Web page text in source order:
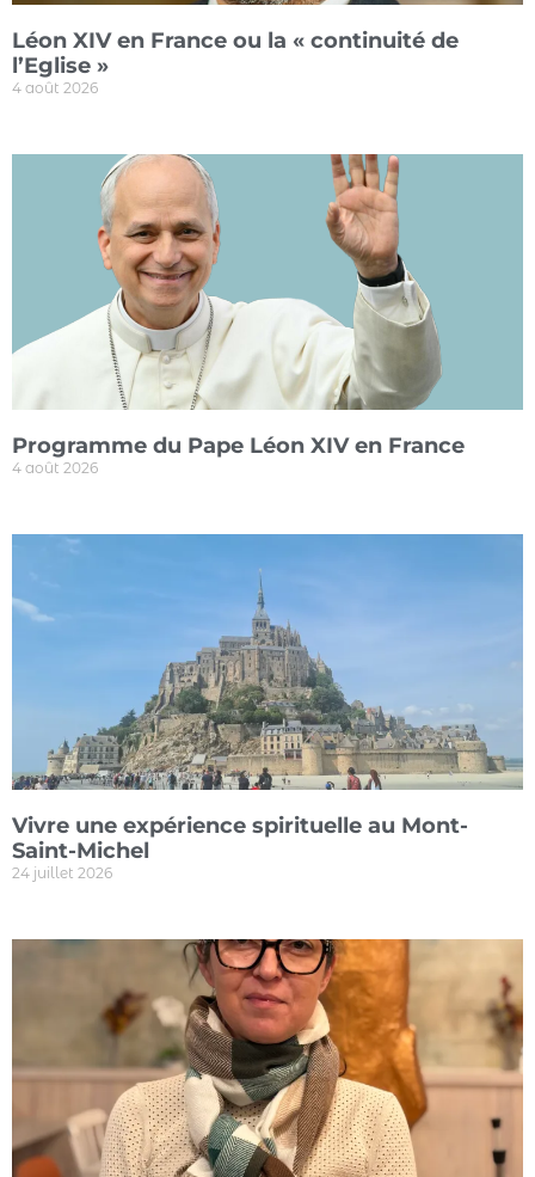
Léon XIV en France ou la « continuité de
l’Eglise »
4 août 2026
Programme du Pape Léon XIV en France
4 août 2026
Vivre une expérience spirituelle au Mont-
Saint-Michel
24 juillet 2026